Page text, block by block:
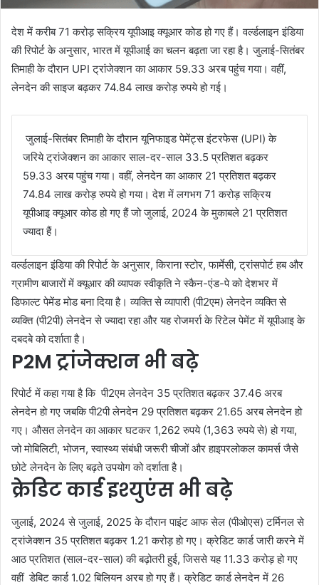
देश में करीब 71 करोड़ सक्रिय यूपीआइ क्यूआर कोड हो गए हैं। व‌र्ल्डलाइन इंडिया
की रिपोर्ट के अनुसार, भारत में यूपीआई का चलन बढ़ता जा रहा है। जुलाई-सितंबर
तिमाही के दौरान UPI ट्रांजेक्शन का आकार 59.33 अरब पहुंच गया। वहीं,
लेनदेन की साइज बढ़कर 74.84 लाख करोड़ रुपये हो गई।
जुलाई-सितंबर तिमाही के दौरान यूनिफाइड पेमेंट्स इंटरफेस (UPI) के
जरिये ट्रांजेक्शन का आकार साल-दर-साल 33.5 प्रतिशत बढ़कर
59.33 अरब पहुंच गया। वहीं, लेनदेन का आकार 21 प्रतिशत बढ़कर
74.84 लाख करोड़ रुपये हो गया। देश में लगभग 71 करोड़ सक्रिय
यूपीआइ क्यूआर कोड हो गए हैं जो जुलाई, 2024 के मुकाबले 21 प्रतिशत
ज्यादा हैं।
व‌र्ल्डलाइन इंडिया की रिपोर्ट के अनुसार, किराना स्टोर, फार्मेसी, ट्रांसपोर्ट हब और
ग्रामीण बाजारों में क्यूआर की व्यापक स्वीकृति ने स्कैन-एंड-पे को देशभर में
डिफाल्ट पेमेंड मोड बना दिया है। व्यक्ति से व्यापारी (पी2एम) लेनदेन व्यक्ति से
व्यक्ति (पी2पी) लेनदेन से ज्यादा रहा और यह रोजमर्रा के रिटेल पेमेंट में यूपीआइ के
दबदबे को दर्शाता है।
P2M ट्रांजेक्शन भी बढ़े
रिपोर्ट में कहा गया है कि पी2एम लेनदेन 35 प्रतिशत बढ़कर 37.46 अरब
लेनदेन हो गए जबकि पी2पी लेनदेन 29 प्रतिशत बढ़कर 21.65 अरब लेनदेन हो
गए। औसत लेनदेन का आकार घटकर 1,262 रुपये (1,363 रुपये से) हो गया,
जो मोबिलिटी, भोजन, स्वास्थ्य संबंधी जरूरी चीजों और हाइपरलोकल कामर्स जैसे
छोटे लेनदेन के लिए बढ़ते उपयोग को दर्शाता है।
क्रेडिट कार्ड इश्युएंस भी बढ़े
जुलाई, 2024 से जुलाई, 2025 के दौरान पाइंट आफ सेल (पीओएस) टर्मिनल से
ट्रांजेक्शन 35 प्रतिशत बढ़कर 1.21 करोड़ हो गए। क्रेडिट कार्ड जारी करने में
आठ प्रतिशत (साल-दर-साल) की बढ़ोतरी हुई, जिससे यह 11.33 करोड़ हो गए
वहीं डेबिट कार्ड 1.02 बिलियन अरब हो गए हैं। क्रेडिट कार्ड लेनदेन में 26